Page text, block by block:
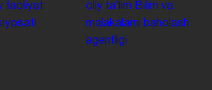
faoliyat
oliy taʼlim Bilim va
malakalarni baholash
agentligi